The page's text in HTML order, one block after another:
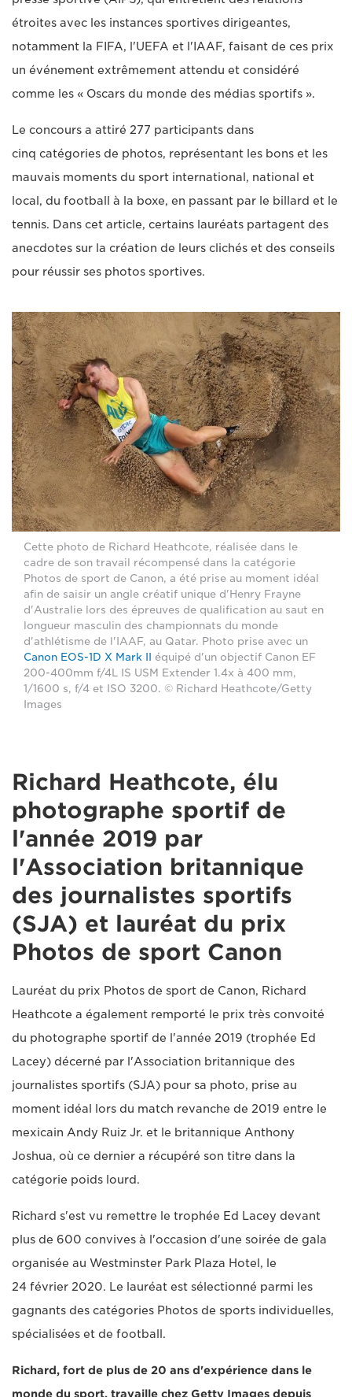
étroites avec les instances sportives dirigeantes,
notamment la FIFA, l'UEFA et l'IAAF, faisant de ces prix
un événement extrêmement attendu et considéré
comme les « Oscars du monde des médias sportifs ».
Le concours a attiré 277 participants dans
cinq catégories de photos, représentant les bons et les
mauvais moments du sport international, national et
local, du football à la boxe, en passant par le billard et le
tennis. Dans cet article, certains lauréats partagent des
anecdotes sur la création de leurs clichés et des conseils
pour réussir ses photos sportives.
Cette photo de Richard Heathcote, réalisée dans le
cadre de son travail récompensé dans la catégorie
Photos de sport de Canon, a été prise au moment idéal
afin de saisir un angle créatif unique d'Henry Frayne
d'Australie lors des épreuves de qualification au saut en
longueur masculin des championnats du monde
d'athlétisme de l'IAAF, au Qatar. Photo prise avec un
Canon EOS-1D X Mark II
équipé d'un objectif Canon EF
200-400mm f/4L IS USM Extender 1.4x à 400 mm,
1/1600 s, f/4 et ISO 3200. © Richard Heathcote/Getty
Images
Richard Heathcote, élu
photographe sportif de
l'année 2019 par
l'Association britannique
des journalistes sportifs
(SJA) et lauréat du prix
Photos de sport Canon
Lauréat du prix Photos de sport de Canon, Richard
Heathcote a également remporté le prix très convoité
du photographe sportif de l'année 2019 (trophée Ed
Lacey) décerné par l'Association britannique des
journalistes sportifs (SJA) pour sa photo, prise au
moment idéal lors du match revanche de 2019 entre le
mexicain Andy Ruiz Jr. et le britannique Anthony
Joshua, où ce dernier a récupéré son titre dans la
catégorie poids lourd.
Richard s'est vu remettre le trophée Ed Lacey devant
plus de 600 convives à l'occasion d'une soirée de gala
organisée au Westminster Park Plaza Hotel, le
24 février 2020. Le lauréat est sélectionné parmi les
gagnants des catégories Photos de sports individuelles,
spécialisées et de football.
Richard, fort de plus de 20 ans d'expérience dans le
monde du sport, travaille chez Getty Images depuis